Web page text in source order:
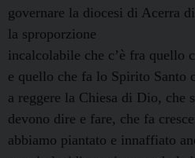
governare la diocesi di Acerra
la sproporzione
incalcolabile che c’è fra quello
e quello che fa lo Spirito Santo
a reggere la Chiesa di Dio, che
devono dire e fare, che fa
abbiamo piantato e innaffiato